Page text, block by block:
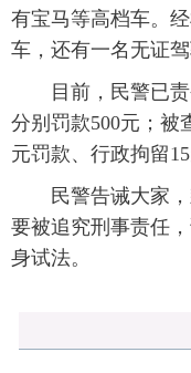
有宝马等高档车。
车，还有一名无证驾
目前，民警已责
分别罚款500元；被
元罚款、行政拘留15
民警告诫大家，
要被追究刑事责任
身试法。